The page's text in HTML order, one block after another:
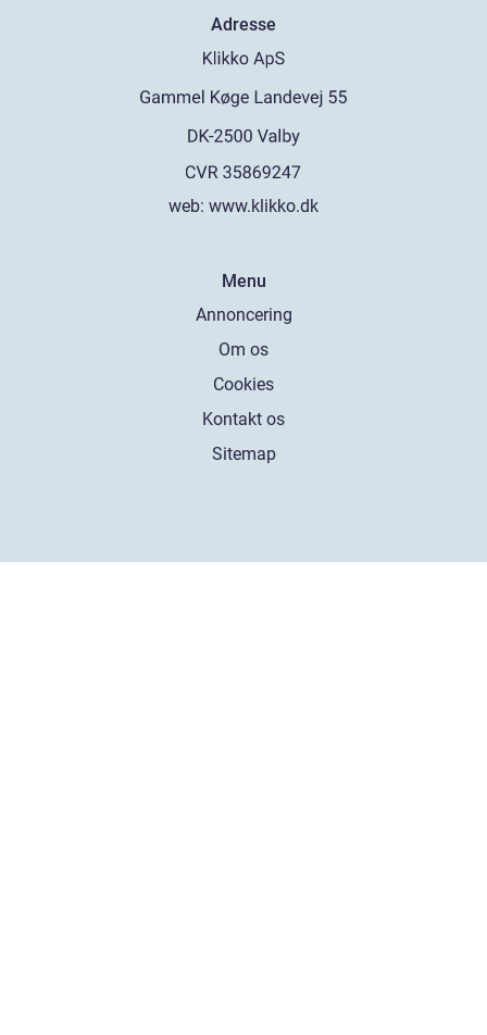
Adresse
web: www.klikko.dk
Menu
Annoncering
Om os
Cookies
Kontakt os
Sitemap